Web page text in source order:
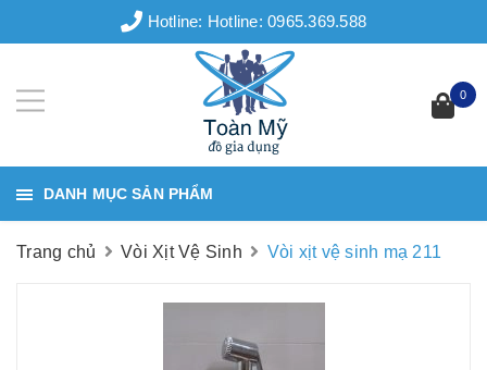
Hotline: Hotline: 0965.369.588
0
DANH MỤC SẢN PHẨM
Trang chủ Vòi Xịt Vệ Sinh Vòi xịt vệ sinh mạ 211